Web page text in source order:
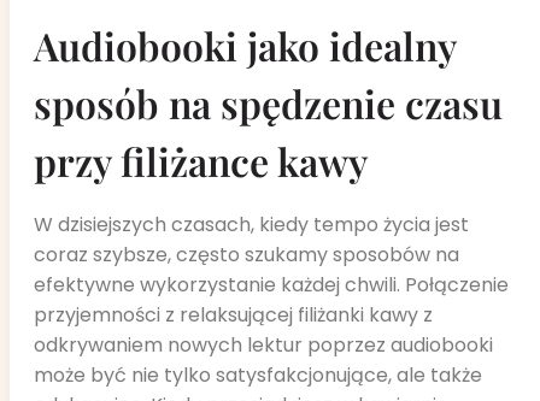
Audiobooki jako idealny
sposób na spędzenie czasu
przy filiżance kawy
W dzisiejszych czasach, kiedy tempo życia jest
coraz szybsze, często szukamy sposobów na
efektywne wykorzystanie każdej chwili. Połączenie
przyjemności z relaksującej filiżanki kawy z
odkrywaniem nowych lektur poprzez audiobooki
może być nie tylko satysfakcjonujące, ale także